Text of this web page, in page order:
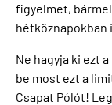
figyelmet,
hétköznapokban
Ne hagyja ki ezt
be most ezt a
Csapat Pólót!